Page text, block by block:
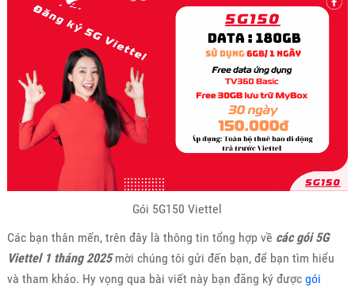
Gói 5G150 Viettel
Các bạn thân mến, trên đây là thông tin tổng hợp về các gói 5G
Viettel 1 tháng 2025mời chúng tôi gửi đến bạn, để bạn tìm hiểu
và tham khảo. Hy vọng qua bài viết này bạn đăng ký được gói